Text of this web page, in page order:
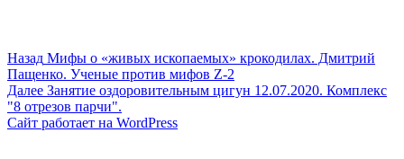
Навигация
по
записям
Назад Предыдущая
запись:
Мифы о «живых ископаемых» крокодилах. Дмитрий
Пащенко. Ученые против мифов Z-2
Далее Следующая
запись:
Занятие оздоровительным цигун 12.07.2020. Комплекс
"8 отрезов парчи".
Сайт работает на WordPress